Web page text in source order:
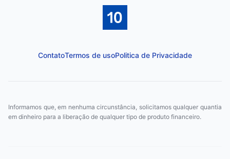
ContatoTermos de usoPolitica de Privacidade
Informamos que, em nenhuma circunstância, solicitamos qualquer quantia
em dinheiro para a liberação de qualquer tipo de produto financeiro.